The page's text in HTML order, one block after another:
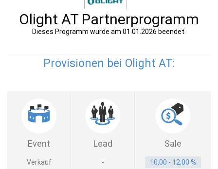
Olight AT Partnerprogramm
Dieses Programm wurde am 01.01.2026 beendet.
Provisionen bei Olight AT:
Event Lead Sale
Verkauf - 10,00 - 12,00 %